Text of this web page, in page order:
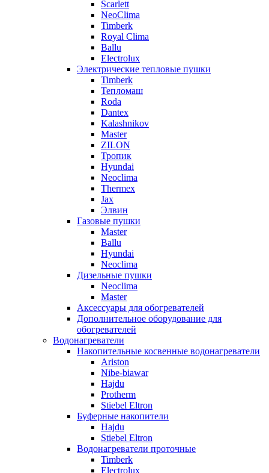
Scarlett
NeoClima
Timberk
Royal Clima
Ballu
Electrolux
Электрические тепловые пушки
Timberk
Тепломаш
Roda
Dantex
Kalashnikov
Master
ZILON
Тропик
Hyundai
Neoclima
Thermex
Jax
Элвин
Газовые пушки
Master
Ballu
Hyundai
Neoclima
Дизельные пушки
Neoclima
Master
Аксессуары для обогревателей
Дополнительное оборудование для
обогревателей
Водонагреватели
Накопительные косвенные водонагреватели
Ariston
Nibe-biawar
Hajdu
Protherm
Stiebel Eltron
Буферные накопители
Hajdu
Stiebel Eltron
Водонагреватели проточные
Timberk
Electrolux